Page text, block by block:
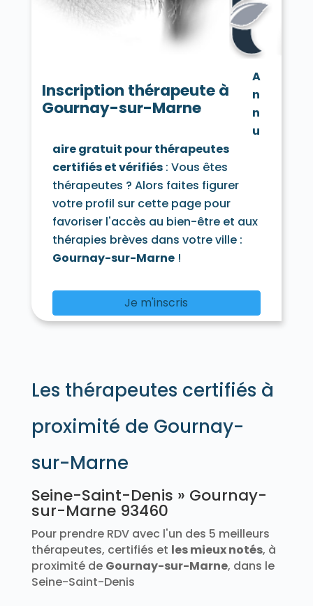
Inscription thérapeute à
Gournay-sur-Marne
A
n
n
u
aire gratuit pour thérapeutes
certifiés et vérifiés: Vous êtes
thérapeutes ? Alors faites figurer
votre profil sur cette page pour
favoriser l'accès au bien-être et aux
thérapies brèves dans votre ville :
Gournay-sur-Marne!
Je m'inscris
Les thérapeutes certifiés à
proximité de Gournay-
sur-Marne
Seine-Saint-Denis » Gournay-
sur-Marne 93460
Pour prendre RDV avec l'un des 5 meilleurs
thérapeutes, certifiés et les mieux notés, à
proximité de Gournay-sur-Marne, dans le
Seine-Saint-Denis